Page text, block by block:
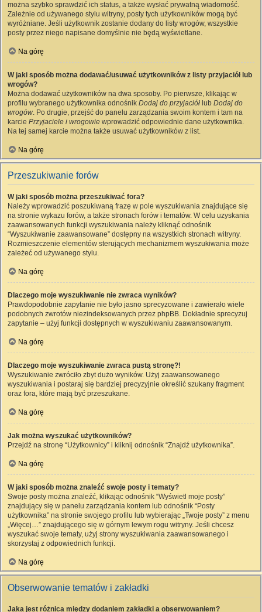
można szybko sprawdzić ich status, a także wysłać prywatną wiadomość.
Zależnie od używanego stylu witryny, posty tych użytkowników mogą być
wyróżniane. Jeśli użytkownik zostanie dodany do listy wrogów, wszystkie
posty przez niego napisane domyślnie nie będą wyświetlane.
Na górę
W jaki sposób można dodawać/usuwać użytkowników z listy przyjaciół lub
wrogów?
Można dodawać użytkowników na dwa sposoby. Po pierwsze, klikając w
profilu wybranego użytkownika odnośnik Dodaj do przyjaciół lub Dodaj do
wrogów. Po drugie, przejść do panelu zarządzania swoim kontem i tam na
karcie Przyjaciele i wrogowie wprowadzić odpowiednie dane użytkownika.
Na tej samej karcie można także usuwać użytkowników z list.
Na górę
Przeszukiwanie forów
W jaki sposób można przeszukiwać fora?
Należy wprowadzić poszukiwaną frazę w pole wyszukiwania znajdujące się
na stronie wykazu forów, a także stronach forów i tematów. W celu uzyskania
zaawansowanych funkcji wyszukiwania należy kliknąć odnośnik
“Wyszukiwanie zaawansowane” dostępny na wszystkich stronach witryny.
Rozmieszczenie elementów sterujących mechanizmem wyszukiwania może
zależeć od używanego stylu.
Na górę
Dlaczego moje wyszukiwanie nie zwraca wyników?
Prawdopodobnie zapytanie nie było jasno sprecyzowane i zawierało wiele
podobnych zwrotów niezindeksowanych przez phpBB. Dokładnie sprecyzuj
zapytanie – użyj funkcji dostępnych w wyszukiwaniu zaawansowanym.
Na górę
Dlaczego moje wyszukiwanie zwraca pustą stronę?!
Wyszukiwanie zwróciło zbyt dużo wyników. Użyj zaawansowanego
wyszukiwania i postaraj się bardziej precyzyjnie określić szukany fragment
oraz fora, które mają być przeszukane.
Na górę
Jak można wyszukać użytkowników?
Przejdź na stronę “Użytkownicy” i kliknij odnośnik “Znajdź użytkownika”.
Na górę
W jaki sposób można znaleźć swoje posty i tematy?
Swoje posty można znaleźć, klikając odnośnik “Wyświetl moje posty”
znajdujący się w panelu zarządzania kontem lub odnośnik “Posty
użytkownika” na stronie swojego profilu lub wybierając „Twoje posty” z menu
„Więcej…” znajdującego się w górnym lewym rogu witryny. Jeśli chcesz
wyszukać swoje tematy, użyj strony wyszukiwania zaawansowanego i
skorzystaj z odpowiednich funkcji.
Na górę
Obserwowanie tematów i zakładki
Jaka jest różnica między dodaniem zakładki a obserwowaniem?